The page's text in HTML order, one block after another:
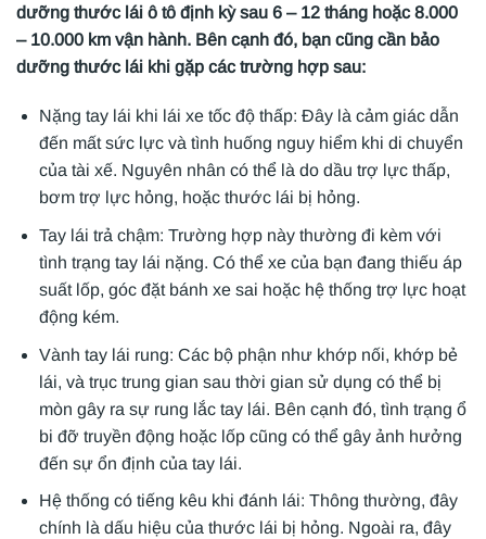
dưỡng thước lái ô tô định kỳ sau 6 – 12 tháng hoặc 8.000
– 10.000 km vận hành. Bên cạnh đó, bạn cũng cần bảo
dưỡng thước lái khi gặp các trường hợp sau:
Nặng tay lái khi lái xe tốc độ thấp: Đây là cảm giác dẫn
đến mất sức lực và tình huống nguy hiểm khi di chuyển
của tài xế. Nguyên nhân có thể là do dầu trợ lực thấp,
bơm trợ lực hỏng, hoặc thước lái bị hỏng.
Tay lái trả chậm: Trường hợp này thường đi kèm với
tình trạng tay lái nặng. Có thể xe của bạn đang thiếu áp
suất lốp, góc đặt bánh xe sai hoặc hệ thống trợ lực hoạt
động kém.
Vành tay lái rung: Các bộ phận như khớp nối, khớp bẻ
lái, và trục trung gian sau thời gian sử dụng có thể bị
mòn gây ra sự rung lắc tay lái. Bên cạnh đó, tình trạng ổ
bi đỡ truyền động hoặc lốp cũng có thể gây ảnh hưởng
đến sự ổn định của tay lái.
Hệ thống có tiếng kêu khi đánh lái: Thông thường, đây
chính là dấu hiệu của thước lái bị hỏng. Ngoài ra, đây